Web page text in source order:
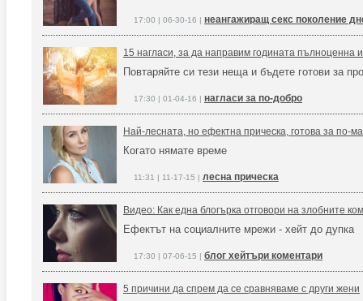
17:00 | 06-30-16 | неангажиращ секс поколение
15 нагласи, за да направим годината пълноценна
Повтаряйте си тези неща и бъдете готови за
17:30 | 01-04-16 | нагласи за по-добро
Най-лесната, но ефектна прическа, готова за по-
Когато нямате време
11:31 | 11-17-15 | лесна прическа
Видео: Как една блогърка отговори на злобните
Ефектът на социалните мрежи - хейт до дупка
17:30 | 07-06-15 | блог хейтъри коментари
5 причини да спрем да се сравняваме с други жени